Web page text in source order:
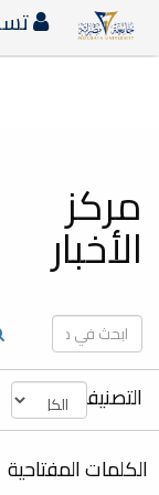
ورشة عمل
الاستخدامات
البيولوجية
Image J
إعلانات
يعتزم قسم البحوث
بكلية العلوم/جامعة